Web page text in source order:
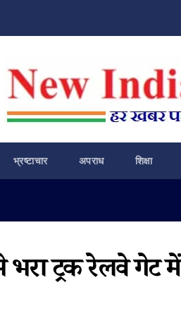
भ्रष्टाचार अपराध शिक्षा
ट्रक रेलवे गेट